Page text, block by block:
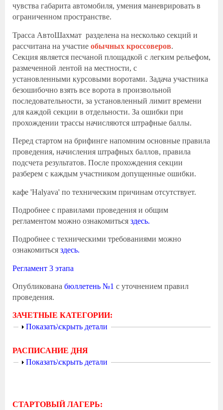
чувства габарита автомобиля, умения маневрировать в
ограниченном пространстве.
Трасса АвтоШахмат разделена на несколько секций и
рассчитана на участие обычных кроссоверов.
Секция является песчаной площадкой с легким рельефом,
размеченной лентой на местности, с
установленными курсовыми воротами. Задача участника
безошибочно взять все ворота в произвольной
последовательности, за установленный лимит времени
для каждой секции в отдельности. За ошибки при
прохождении трассы начисляются штрафные баллы.
Перед стартом на брифинге напомним основные правила
проведения, начисления штрафных баллов, правила
подсчета результатов. После прохождения секции
разберем с каждым участником допущенные ошибки.
кафе 'Halyava' по техническим причинам отсутствует.
Подробнее с правилами проведения и общим
регламентом можно ознакомиться здесь.
Подробнее с техническими требованиями можно
ознакомиться здесь.
Регламент 3 этапа
Опубликована бюллетень №1 с уточнением правил
проведения.
ЗАЧЕТНЫЕ КАТЕГОРИИ:
Показать
Показать\скрыть детали
РАСПИСАНИЕ ДНЯ
Показать
Показать\скрыть детали
СТАРТОВЫЙ ЛАГЕРЬ: